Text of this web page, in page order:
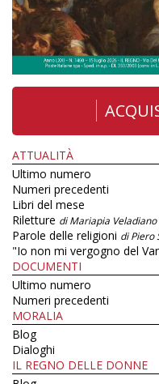
ATTUALITÀ
Ultimo numero
Numeri precedenti
Libri del mese
Riletture di Mariapia Veladiano
Parole delle religioni di Piero
"Io non mi vergogno del
DOCUMENTI
Ultimo numero
Numeri precedenti
MORALIA
Blog
Dialoghi
IL REGNO DELLE DONNE